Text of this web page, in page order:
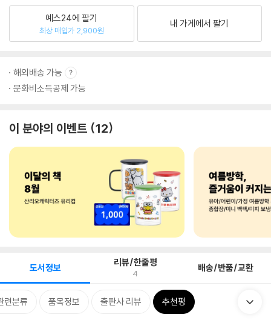
예스24에 팔기
최상 매입가 2,900원
내 가게에서 팔기
해외배송 가능
문화비소득공제 가능
이 분야의 이벤트 12
도서정보 리뷰/한줄평
4 배송/반품/교환
련분류 품목정보 출판사 리뷰 추천평